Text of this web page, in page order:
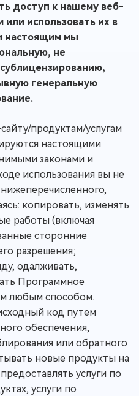
доступ к нашему веб-
или использовать их в
настоящим мы
не
генеральную
продуктам/услугам
настоящими
законами и
использования вы не
копировать, изменять
работы (включая
сторонние
разрешения;
одалживать,
Программное
любым способом.
код путем
обеспечения,
или обратного
новые продукты на
услуги по
услуги по